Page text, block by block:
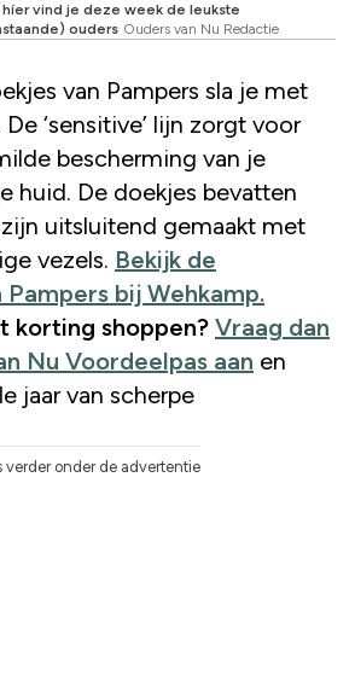
vind je deze week de leukste
ouders Ouders van Nu Redactie
van Pampers sla je met
‘sensitive’ lijn zorgt voor
bescherming van je
huid. De doekjes bevatten
uitsluitend gemaakt met
vezels. Bekijk de
Pampers bij Wehkamp.
korting shoppen? Vraag dan
Nu Voordeelpas aan en
jaar van scherpe
verder onder de advertentie